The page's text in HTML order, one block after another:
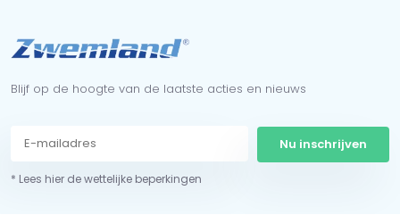
Blijf op de hoogte van de laatste acties en nieuws
Nu inschrijven
* Lees hier de wettelijke beperkingen